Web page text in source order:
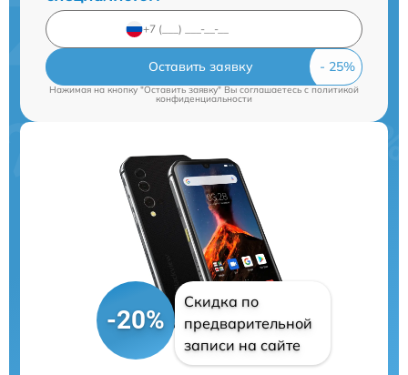
Оставить заявку
Нажимая на кнопку "Оставить заявку" Вы соглашаетесь cполитикой
конфиденциальности
-20%
Скидка по
предварительной
записи на сайте